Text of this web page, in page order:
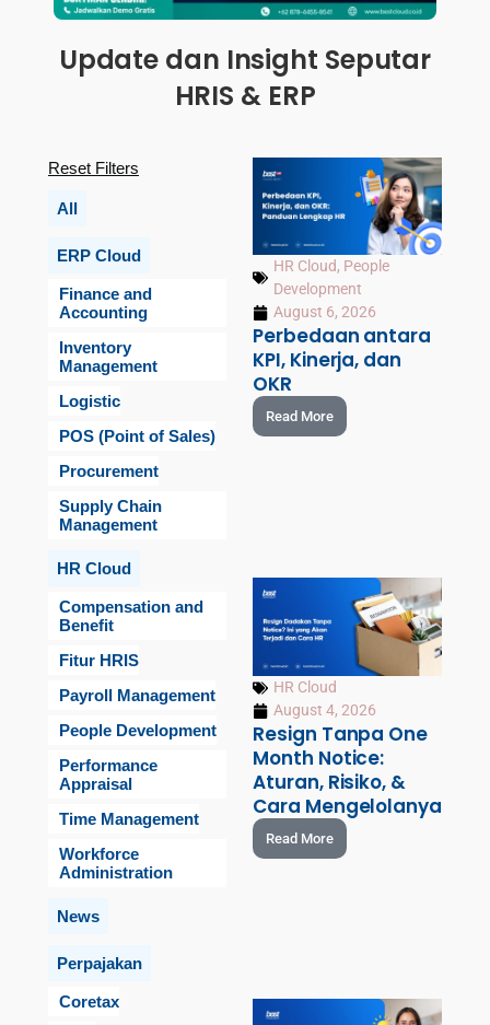
Update dan Insight Seputar
HRIS & ERP
All
ERP Cloud
Finance and
Accounting
Inventory
Management
Logistic
POS (Point of Sales)
Procurement
Supply Chain
Management
HR Cloud
Compensation and
Benefit
Fitur HRIS
Payroll Management
People Development
Performance
Appraisal
Time Management
Workforce
Administration
News
Perpajakan
Coretax
Reset Filters
HR Cloud, People
Development
August 6, 2026
Perbedaan antara
KPI, Kinerja, dan
OKR
Read More
HR Cloud
August 4, 2026
Resign Tanpa One
Month Notice:
Aturan, Risiko, &
Cara Mengelolanya
Read More